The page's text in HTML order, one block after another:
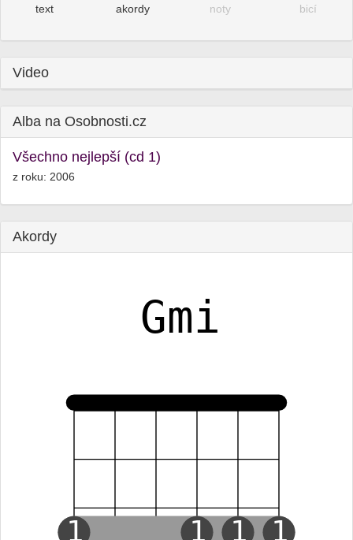
text akordy noty bicí
Video
Alba na Osobnosti.cz
Všechno nejlepší (cd 1)
z roku: 2006
Akordy
Gmi
1 1 1 1